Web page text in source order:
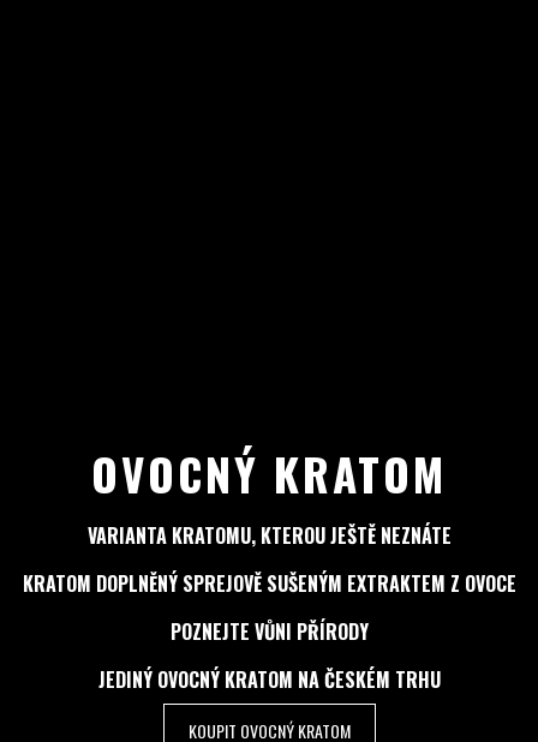
OVOCNÝ KRATOM
VARIANTA KRATOMU, KTEROU JEŠTĚ NEZNÁTE
KRATOM DOPLNĚNÝ SPREJOVĚ SUŠENÝM EXTRAKTEM Z OVOCE
POZNEJTE VŮNI PŘÍRODY
JEDINÝ OVOCNÝ KRATOM NA ČESKÉM TRHU
KOUPIT OVOCNÝ KRATOM